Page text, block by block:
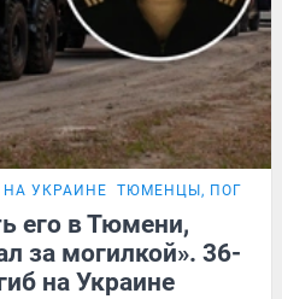
УКРАИНЕ ТЮМЕНЦЫ,
его в Тюмени,
за могилкой». 36-
на Украине